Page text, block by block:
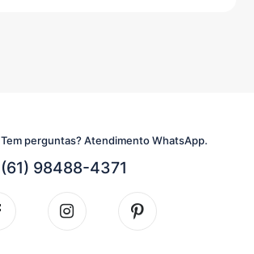
Tem perguntas? Atendimento WhatsApp.
(61) 98488-4371